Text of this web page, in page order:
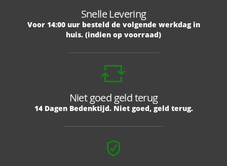
Snelle Levering
Voor 14:00 uur besteld de volgende werkdag in
huis. (indien op voorraad)
Niet goed geld terug
14 Dagen Bedenktijd. Niet goed, geld terug.